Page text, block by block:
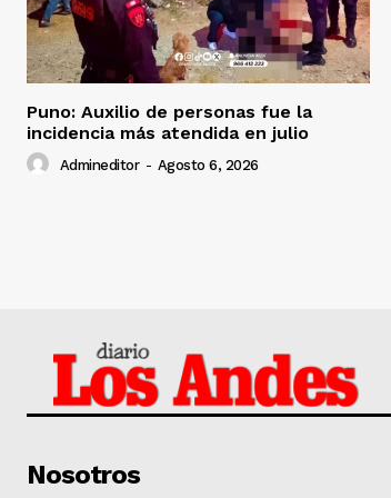
Puno: Auxilio de personas fue la
incidencia más atendida en julio
Admineditor - Agosto 6, 2026
Nosotros